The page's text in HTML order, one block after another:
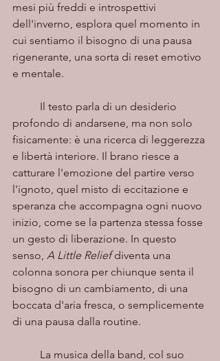
mesi più freddi e introspettivi
dell'inverno, esplora quel momento in
cui sentiamo il bisogno di una pausa
rigenerante, una sorta di reset emotivo
e mentale.
profondo di andarsene, ma non solo
fisicamente: è una ricerca di leggerezza
e libertà interiore. Il brano riesce a
catturare l'emozione del partire verso
l'ignoto, quel misto di eccitazione e
speranza che accompagna ogni nuovo
inizio, come se la partenza stessa fosse
un gesto di liberazione. In questo
senso, A Little Relief diventa una
colonna sonora per chiunque senta il
bisogno di un cambiamento, di una
boccata d'aria fresca, o semplicemente
di una pausa dalla routine.